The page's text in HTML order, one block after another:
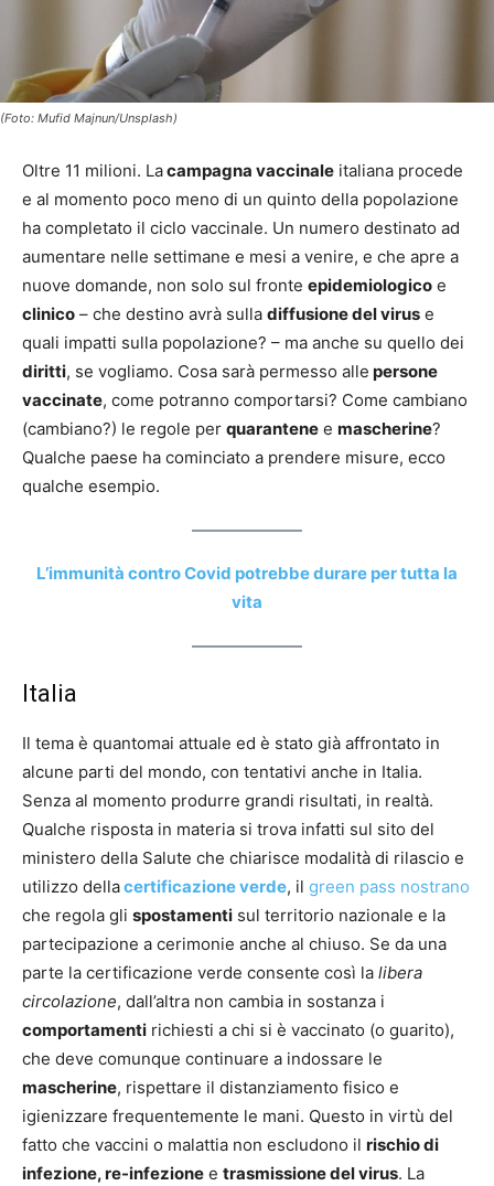
(Foto: Mufid Majnun/Unsplash)
Oltre 11 milioni. Lacampagna vaccinale italiana procede
e al momento poco meno di un quinto della popolazione
ha completato il ciclo vaccinale. Un numero destinato ad
aumentare nelle settimane e mesi a venire, e che apre a
nuove domande, non solo sul fronte epidemiologico e
clinico – che destino avrà sulla diffusione del virus e
quali impatti sulla popolazione? – ma anche su quello dei
diritti, se vogliamo. Cosa sarà permesso alle persone
vaccinate, come potranno comportarsi? Come cambiano
(cambiano?) le regole per quarantene e mascherine?
Qualche paese ha cominciato a prendere misure, ecco
qualche esempio.
L’immunità contro Covid potrebbe durare per tutta la
vita
Italia
Il tema è quantomai attuale ed è stato già affrontato in
alcune parti del mondo, con tentativi anche in Italia.
Senza al momento produrre grandi risultati, in realtà.
Qualche risposta in materia si trova infatti sul sito del
ministero della Salute che chiarisce modalità di rilascio e
utilizzo dellacertificazione verde, il green pass nostrano
che regola gli spostamenti sul territorio nazionale e la
partecipazione a cerimonie anche al chiuso. Se da una
parte la certificazione verde consente così la libera
circolazione, dall’altra non cambia in sostanza i
comportamenti richiesti a chi si è vaccinato (o guarito),
che deve comunque continuare a indossare le
mascherine, rispettare il distanziamento fisico e
igienizzare frequentemente le mani. Questo in virtù del
fatto che vaccini o malattia non escludono il rischio di
infezione, re-infezione e trasmissione del virus. La